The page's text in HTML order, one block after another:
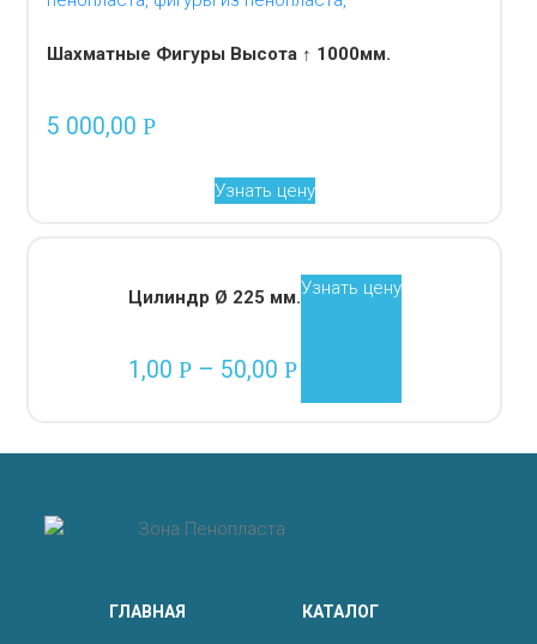
Шахматные Фигуры Высота ↑ 1000мм.
5 000,00Р
Узнать цену
Цилиндр Ø 225 мм.
1,00 Р– 50,00 Р
Узнать цену
ГЛАВНАЯ КАТАЛОГ